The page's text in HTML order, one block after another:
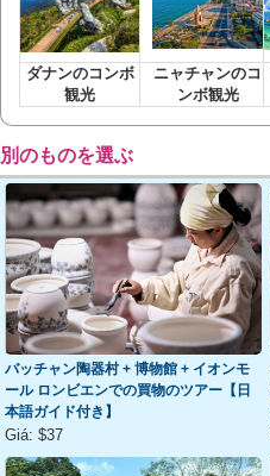
ダナンのコンボ
観光
ニャチャンのコ
ンボ観光
別のものを選ぶ
バッチャン陶器村 + 博物館 + イオンモ
ール ロンビエンでの買物のツアー【日
本語ガイド付き】
Giá:$37